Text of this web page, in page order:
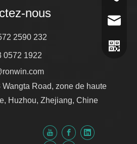
nous
2590 232
0572 1922
Road, zone de haute
Huzhou, Zhejiang, Chine